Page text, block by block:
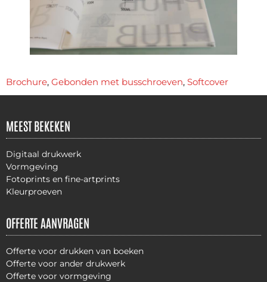
Brochure, Gebonden met busschroeven, Softcover
MEEST BEKEKEN
Digitaal drukwerk
Vormgeving
Fotoprints en fine-artprints
Kleurproeven
OFFERTE AANVRAGEN
Offerte voor drukken van boeken
Offerte voor ander drukwerk
Offerte voor vormgeving